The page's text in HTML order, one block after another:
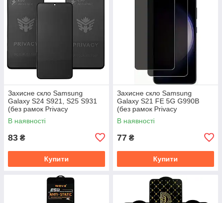
Захисне скло Samsung
Galaxy S24 S921, S25 S931
(без рамок Privacy
антишпигун)
В наявності
83 ₴
Купити
Захисне скло Samsung
Galaxy S21 FE 5G G990B
(без рамок Privacy
антишпигун)
В наявності
77 ₴
Купити